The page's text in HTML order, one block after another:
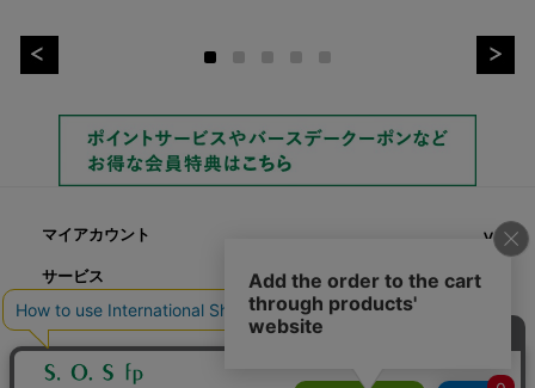
マイアカウント
サービス